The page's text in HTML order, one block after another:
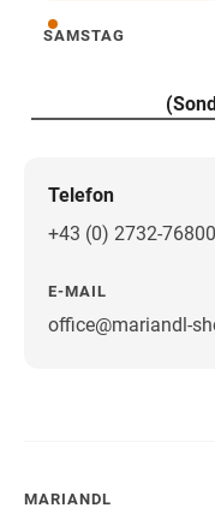
Samstag
SAMSTAG
Telefon
+43 (0) 2732-76800
E-MAIL
office@mariandl-
MARIANDL